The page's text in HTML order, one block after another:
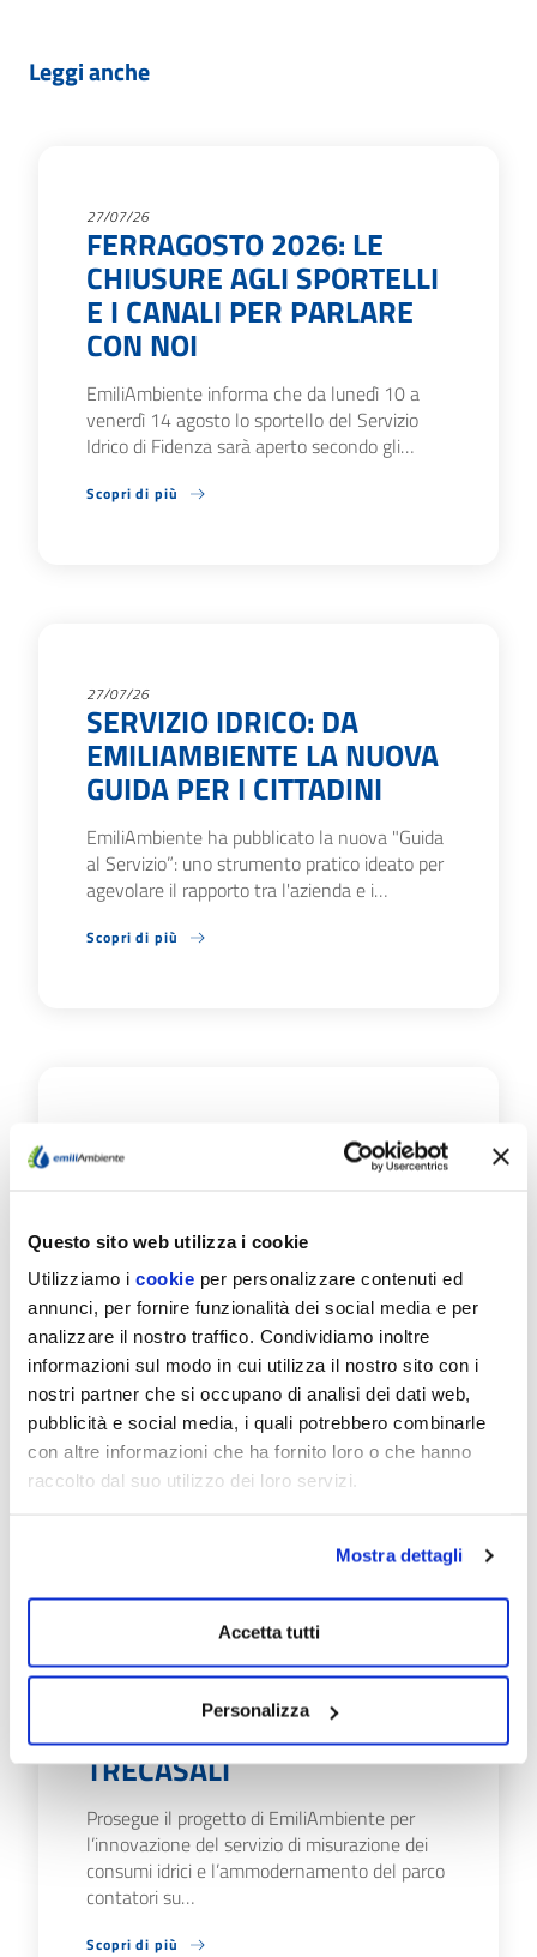
Questo sito web utilizza i cookie
Utilizziamo i cookie per personalizzare contenuti ed
annunci, per fornire funzionalità dei social media e per
analizzare il nostro traffico. Condividiamo inoltre
informazioni sul modo in cui utilizza il nostro sito con i
nostri partner che si occupano di analisi dei dati web,
pubblicità e social media, i quali potrebbero combinarle
con altre informazioni che ha fornito loro o che hanno
raccolto dal suo utilizzo dei loro servizi.
Mostra dettagli
Accetta tutti
Personalizza
Leggi anche
27/07/26
FERRAGOSTO 2026: LE
CHIUSURE AGLI SPORTELLI
E I CANALI PER PARLARE
CON NOI
EmiliAmbiente informa che da lunedì 10 a
venerdì 14 agosto lo sportello del Servizio
Idrico di Fidenza sarà aperto secondo gli…
Scopri di più
27/07/26
SERVIZIO IDRICO: DA
EMILIAMBIENTE LA NUOVA
GUIDA PER I CITTADINI
EmiliAmbiente ha pubblicato la nuova "Guida
al Servizio”: uno strumento pratico ideato per
agevolare il rapporto tra l'azienda e i…
Scopri di più
FONTANELLATO E
IL 20 E 21/7 CHIUSURE
AGLI SPORTELLI
EmiliAmbiente informa che: Lunedì 20 luglio
lo sportello del Servizio idrico nel Comune di
Fontanellato, normalmente aperto in
Municipio il…
Scopri di più
PROGETTO "SMART
METER": VIA AI
SOPRALLUOGHI A SISSA
TRECASALI
Prosegue il progetto di EmiliAmbiente per
l’innovazione del servizio di misurazione dei
consumi idrici e l’ammodernamento del parco
contatori su…
Scopri di più